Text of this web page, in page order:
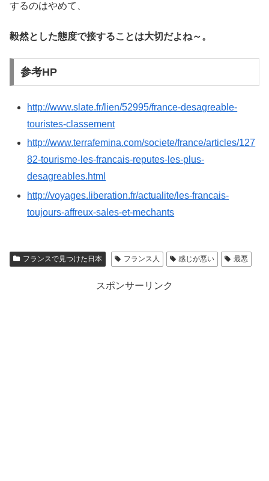
するのはやめて、
毅然とした態度で接することは大切だよね～。
参考HP
http://www.slate.fr/lien/52995/france-desagreable-
touristes-classement
http://www.terrafemina.com/societe/france/articles/127
82-tourisme-les-francais-reputes-les-plus-
desagreables.html
http://voyages.liberation.fr/actualite/les-francais-
toujours-affreux-sales-et-mechants
フランスで見つけた日本 フランス人 感じが悪い 最悪
スポンサーリンク